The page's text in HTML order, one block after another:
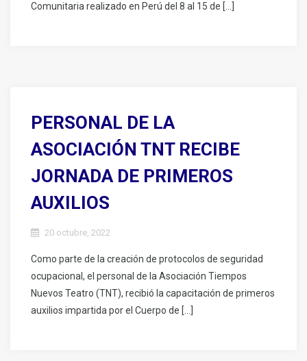
Comunitaria realizado en Perú del 8 al 15 de […]
PERSONAL DE LA
ASOCIACIÓN TNT RECIBE
JORNADA DE PRIMEROS
AUXILIOS
20 octubre, 2022
Como parte de la creación de protocolos de seguridad
ocupacional, el personal de la Asociación Tiempos
Nuevos Teatro (TNT), recibió la capacitación de primeros
auxilios impartida por el Cuerpo de […]